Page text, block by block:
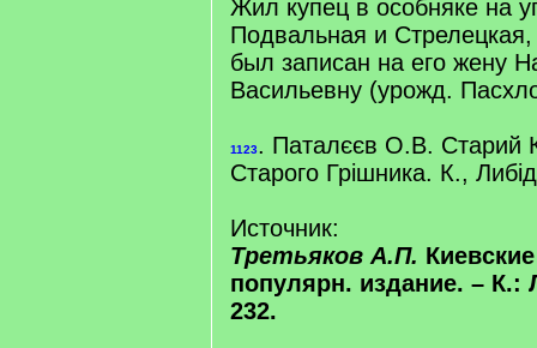
Жил купец в особняке на
Подвальная и
был записан на его жену
Васильевну (урожд.
1123. Паталєєв О.В. Старий
Старого Грішника. К.,
Источник:
Третьяков А.П.
популярн. издание. – К.:
232.